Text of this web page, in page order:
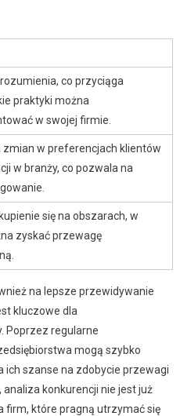
co przyciąga
praktyki można
w swojej firmie.
zmian w preferencjach klientów
w branży, co pozwala na
się na obszarach, w
zyskać przewagę
na lepsze przewidywanie
kluczowe dla
Poprzez regularne
mogą szybko
ich szanse na zdobycie przewagi
konkurencji nie jest już
firm, które pragną utrzymać się